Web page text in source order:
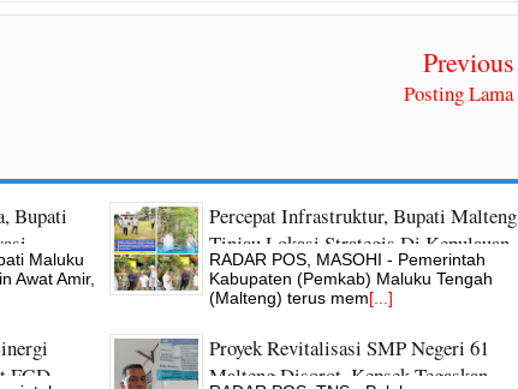
Previous
Posting Lama
Bupati
Negeri
Maluku
Awat Amir,
Percepat Infrastruktur, Bupati Malteng
Tinjau Lokasi Strategis Di Kepulauan
Banda
RADAR POS, MASOHI - Pemerintah
Kabupaten (Pemkab) Maluku Tengah
(Malteng) terus mem[...]
FGD
Proyek Revitalisasi SMP Negeri 61
Malteng Disorot, Kepsek Tegaskan